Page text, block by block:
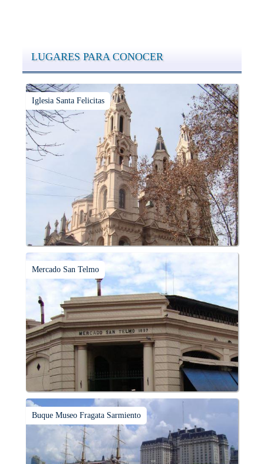
LUGARES PARA CONOCER
Iglesia Santa Felicitas
Mercado San Telmo
Buque Museo Fragata Sarmiento